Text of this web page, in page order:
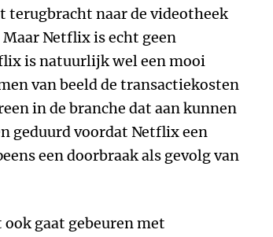
terugbracht naar de videotheek
Netflix is echt geen
is natuurlijk wel een mooi
van beeld de transactiekosten
in de branche dat aan kunnen
geduurd voordat Netflix een
een doorbraak als gevolg van
gaat gebeuren met